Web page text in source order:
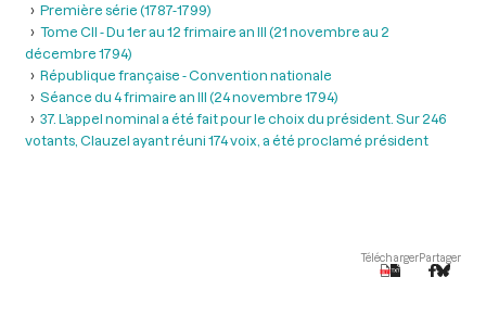
Première série (1787-1799)
Tome CII - Du 1er au 12 frimaire an III (21 novembre au 2
décembre 1794)
République française - Convention nationale
Séance du 4 frimaire an III (24 novembre 1794)
37. L’appel nominal a été fait pour le choix du président. Sur 246
votants, Clauzel ayant réuni 174 voix, a été proclamé président
TéléchargerPartager